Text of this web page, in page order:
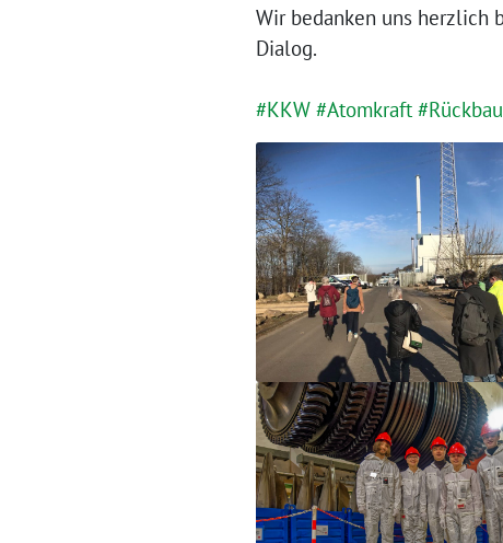
Wir bedanken uns herzlich
Dialog.
#KKW #Atomkraft #Rückbau